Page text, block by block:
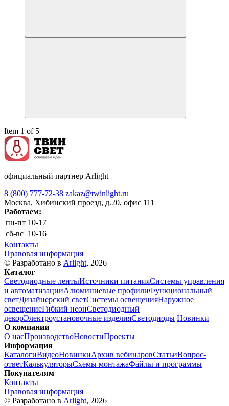
Item 1 of 5
официальный партнер Arlight
8 (800) 777-72-38 zakaz@twinlight.ru
Москва, Хибинский проезд, д.20, офис 111
Работаем:
пн-пт 10-17
сб-вс 10-16
Контакты
Правовая информация
© Разработано в Arlight, 2026
Каталог
Светодиодные лентыИсточники питанияСистемы управления
и автоматизацииАлюминиевые профилиФункциональный
светДизайнерский светСистемы освещенияНаружное
освещениеГибкий неонСветодиодный
декорЭлектроустановочные изделияСветодиоды Новинки
О компании
О насПроизводствоНовостиПроекты
Информация
КаталогиВидеоНовинкиАрхив вебинаровСтатьиВопрос-
ответКалькуляторыСхемы монтажаФайлы и программы
Покупателям
Контакты
Правовая информация
© Разработано в Arlight, 2026